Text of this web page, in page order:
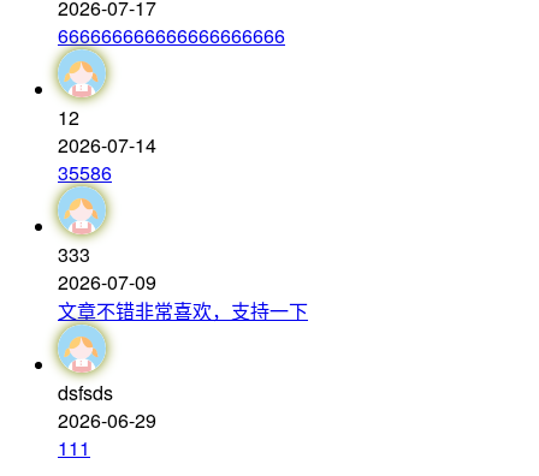
2026-07-17
666666666666666666666
12
2026-07-14
35586
333
2026-07-09
文章不错非常喜欢，支持一下
dsfsds
2026-06-29
111